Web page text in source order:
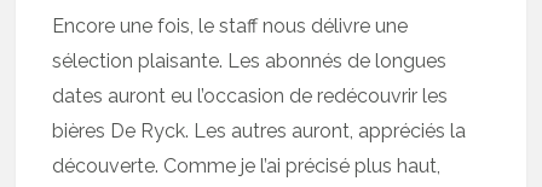
Encore une fois, le staff nous délivre une
sélection plaisante. Les abonnés de longues
dates auront eu l’occasion de redécouvrir les
bières De Ryck. Les autres auront, appréciés la
découverte. Comme je l’ai précisé plus haut,